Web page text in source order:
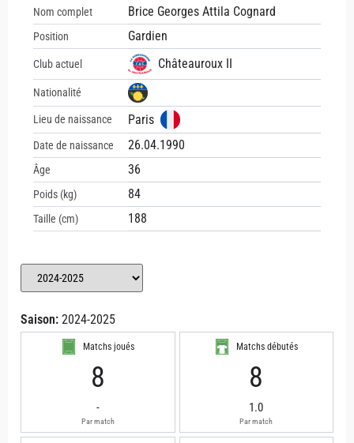
Nom complet Brice Georges Attila Cognard
Position Gardien
Club actuel Châteauroux II
Nationalité
Lieu de naissance Paris
Date de naissance 26.04.1990
Âge 36
Poids (kg) 84
Taille (cm) 188
Saison: 2024-2025
Matchs joués
8
-
Par match
Matchs débutés
8
1.0
Par match